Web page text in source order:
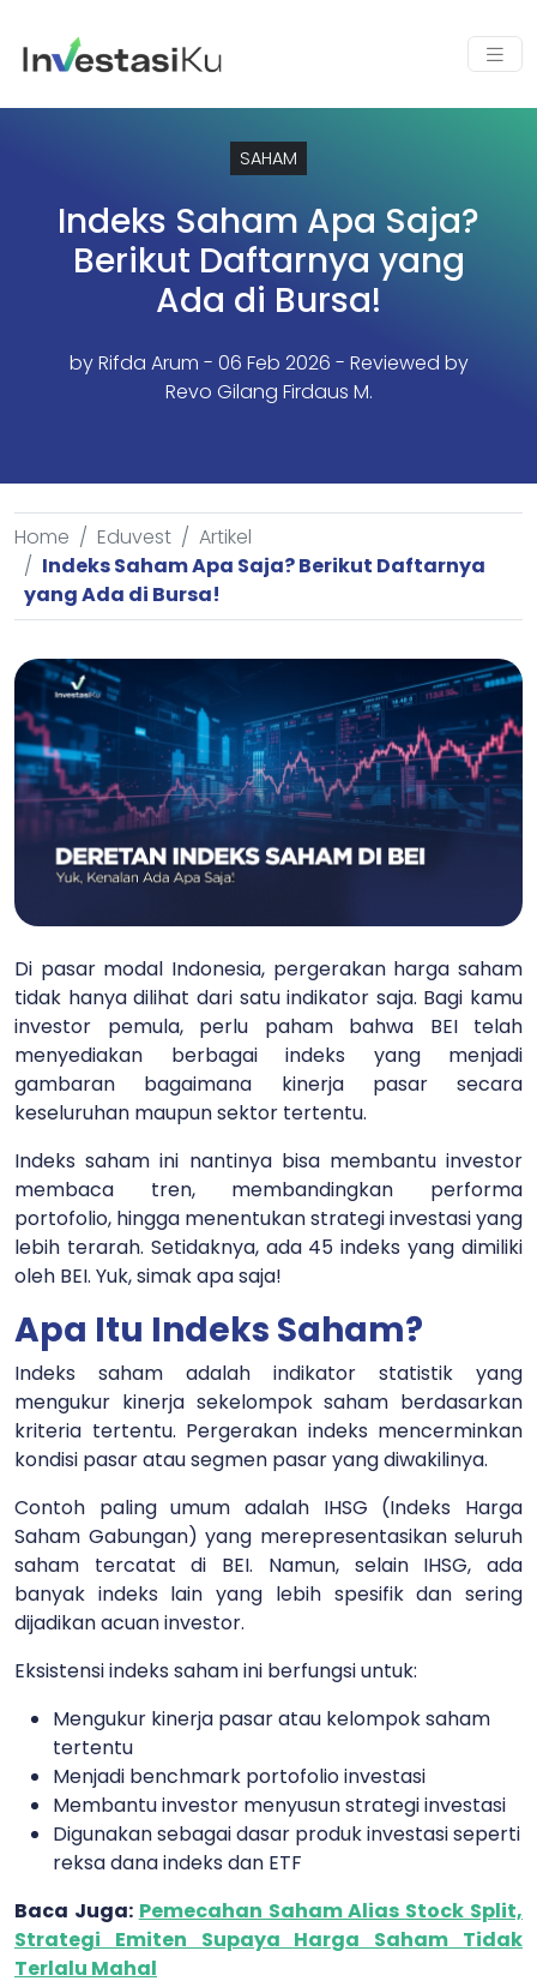
SAHAM
Indeks Saham Apa Saja?
Berikut Daftarnya yang
Ada di Bursa!
byRifda Arum - 06 Feb 2026 - Reviewed by
Revo Gilang Firdaus M.
Home Eduvest
Artikel
Indeks Saham Apa Saja? Berikut Daftarnya
yang Ada di Bursa!
Di pasar modal Indonesia, pergerakan harga saham
tidak hanya dilihat dari satu indikator saja. Bagi kamu
investor pemula, perlu paham bahwa BEI telah
menyediakan berbagai indeks yang menjadi
gambaran bagaimana kinerja pasar secara
keseluruhan maupun sektor tertentu.
Indeks saham ini nantinya bisa membantu investor
membaca tren, membandingkan performa
portofolio, hingga menentukan strategi investasi yang
lebih terarah. Setidaknya, ada 45 indeks yang dimiliki
oleh BEI. Yuk, simak apa saja!
Apa Itu Indeks Saham?
Indeks saham adalah indikator statistik yang
mengukur kinerja sekelompok saham berdasarkan
kriteria tertentu. Pergerakan indeks mencerminkan
kondisi pasar atau segmen pasar yang diwakilinya.
Contoh paling umum adalah IHSG (Indeks Harga
Saham Gabungan) yang merepresentasikan seluruh
saham tercatat di BEI. Namun, selain IHSG, ada
banyak indeks lain yang lebih spesifik dan sering
dijadikan acuan investor.
Eksistensi indeks saham ini berfungsi untuk:
Mengukur kinerja pasar atau kelompok saham
tertentu
Menjadi benchmark portofolio investasi
Membantu investor menyusun strategi investasi
Digunakan sebagai dasar produk investasi seperti
reksa dana indeks dan ETF
Baca Juga: Pemecahan Saham Alias Stock Split,
Strategi Emiten Supaya Harga Saham Tidak
Terlalu Mahal